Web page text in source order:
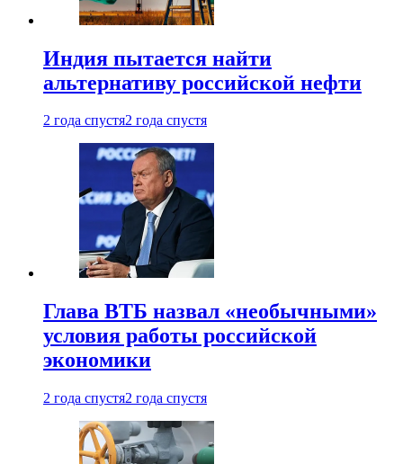
Индия пытается найти
альтернативу российской нефти
2 года спустя2 года спустя
Глава ВТБ назвал «необычными»
условия работы российской
экономики
2 года спустя2 года спустя